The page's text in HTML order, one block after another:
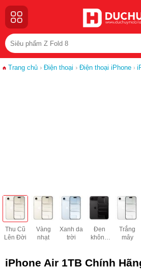
Trang chủ Điện thoại Điện thoại iPhone
Thu Cũ
Lên Đời
Vàng
nhạt
Xanh da
trời
Đen
không
Trắng
mây
iPhone Air 1TB Chính